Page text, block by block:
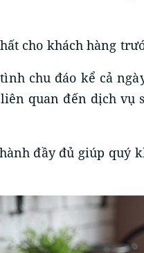
cho khách hàng
chu đáo kể cả
quan đến dịch vụ
đầy đủ giúp quý